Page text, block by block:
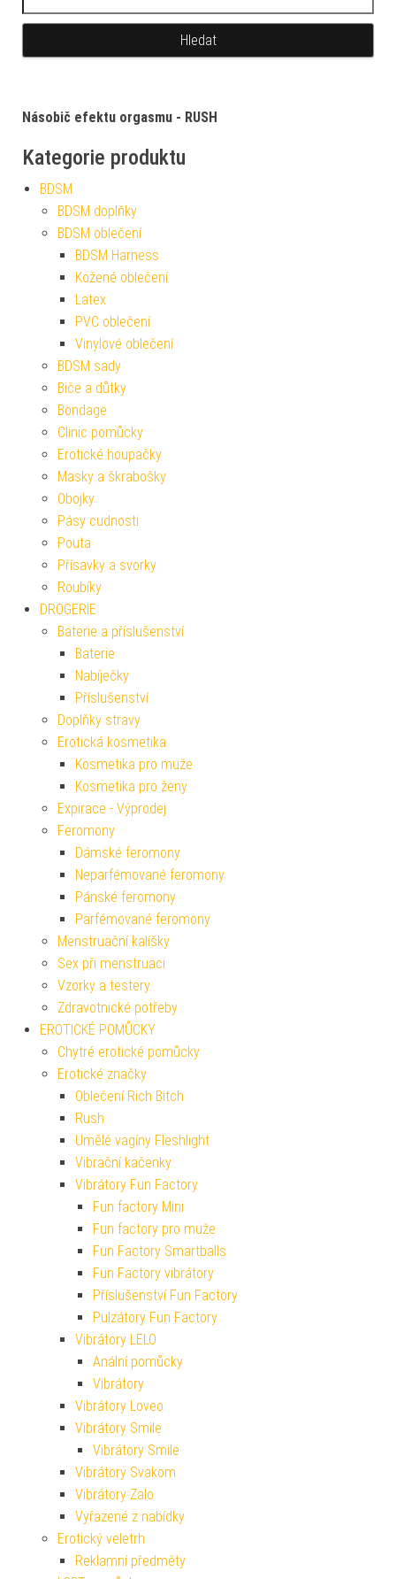
Násobič efektu orgasmu - RUSH
Kategorie produktu
BDSM
BDSM doplňky
BDSM oblečení
BDSM Harness
Kožené oblečení
Latex
PVC oblečení
Vinylové oblečení
BDSM sady
Biče a důtky
Bondage
Clinic pomůcky
Erotické houpačky
Masky a škrabošky
Obojky
Pásy cudnosti
Pouta
Přísavky a svorky
Roubíky
DROGERIE
Baterie a příslušenství
Baterie
Nabíječky
Příslušenství
Doplňky stravy
Erotická kosmetika
Kosmetika pro muže
Kosmetika pro ženy
Expirace - Výprodej
Feromony
Dámské feromony
Neparfémované feromony
Pánské feromony
Parfémované feromony
Menstruační kalíšky
Sex při menstruaci
Vzorky a testery
Zdravotnické potřeby
EROTICKÉ POMŮCKY
Chytré erotické pomůcky
Erotické značky
Oblečení Rich Bitch
Rush
Umělé vagíny Fleshlight
Vibrační kačenky
Vibrátory Fun Factory
Fun factory Mini
Fun factory pro muže
Fun Factory Smartballs
Fun Factory vibrátory
Příslušenství Fun Factory
Pulzátory Fun Factory
Vibrátory LELO
Anální pomůcky
Vibrátory
Vibrátory Loveo
Vibrátory Smile
Vibrátory Smile
Vibrátory Svakom
Vibrátory Zalo
Vyřazené z nabídky
Erotický veletrh
Reklamní předměty